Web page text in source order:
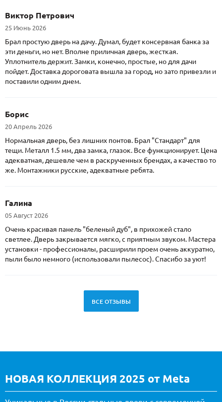
Виктор Петрович
25 Июнь 2026
Брал простую дверь на дачу. Думал, будет консервная банка за
эти деньги, но нет. Вполне приличная дверь, жесткая.
Уплотнитель держит. Замки, конечно, простые, но для дачи
пойдет. Доставка дороговата вышла за город, но зато привезли и
поставили одним днем.
Борис
20 Апрель 2026
Нормальная дверь, без лишних понтов. Брал "Стандарт" для
тещи. Металл 1.5 мм, два замка, глазок. Все функционирует. Цена
адекватная, дешевле чем в раскрученных брендах, а качество то
же. Монтажники русские, адекватные ребята.
Галина
05 Август 2026
Очень красивая панель "беленый дуб", в прихожей стало
светлее. Дверь закрывается мягко, с приятным звуком. Мастера
установки - профессионалы, расширили проем очень аккуратно,
пыли было немного (использовали пылесос). Спасибо за уют!
ВСЕ ОТЗЫВЫ
НОВАЯ КОЛЛЕКЦИЯ 2025 от Meta